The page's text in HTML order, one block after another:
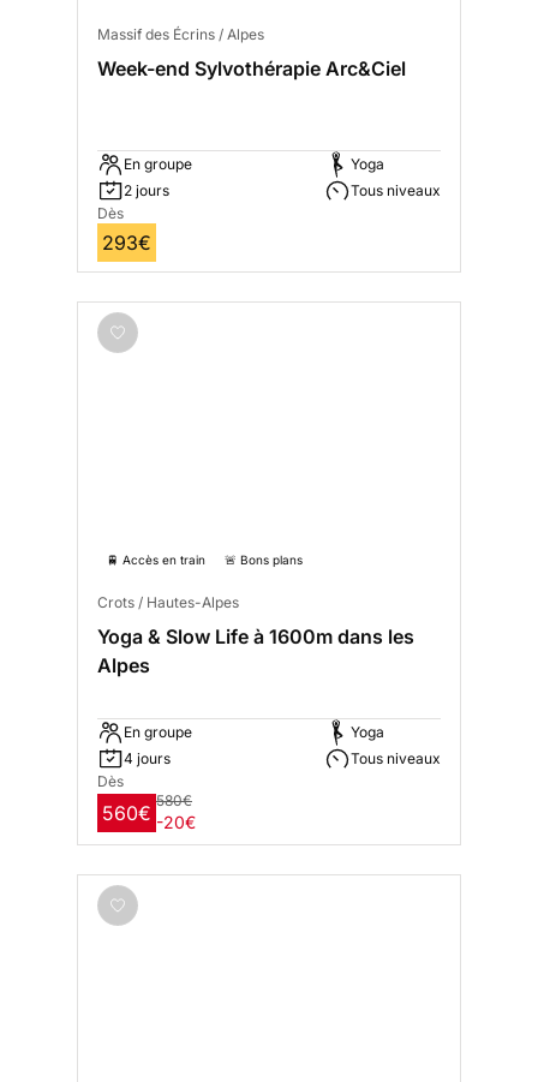
Massif des Écrins / Alpes
Week-end Sylvothérapie Arc&Ciel
En groupe
2 jours
Yoga
Tous niveaux
Dès
293€
🚆 Accès en train 🚨 Bons plans
Crots / Hautes-Alpes
Yoga & Slow Life à 1600m dans les
Alpes
En groupe
4 jours
Yoga
Tous niveaux
Dès
560€
580€
-20€